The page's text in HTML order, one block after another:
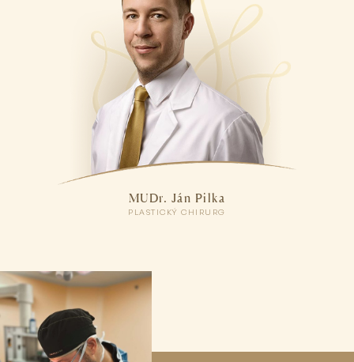
MUDr. Ján Pilka
PLASTICKÝ CHIRURG